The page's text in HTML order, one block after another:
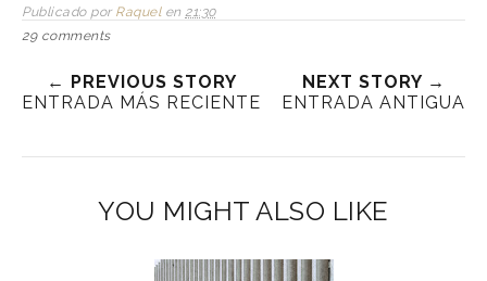
Publicado por Raquel en 21:30
29 comments
← PREVIOUS STORY
ENTRADA MÁS RECIENTE
NEXT STORY →
ENTRADA ANTIGUA
YOU MIGHT ALSO LIKE